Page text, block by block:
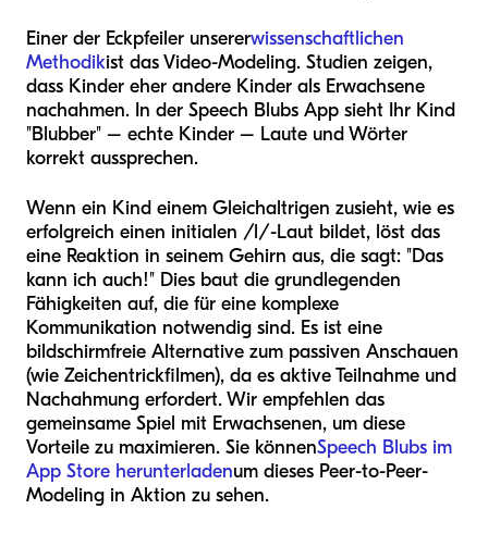
Einer der Eckpfeiler unsererwissenschaftlichen
Methodikist das Video-Modeling. Studien zeigen,
dass Kinder eher andere Kinder als Erwachsene
nachahmen. In der Speech Blubs App sieht Ihr Kind
"Blubber" – echte Kinder – Laute und Wörter
korrekt aussprechen.
Wenn ein Kind einem Gleichaltrigen zusieht, wie es
erfolgreich einen initialen /l/-Laut bildet, löst das
eine Reaktion in seinem Gehirn aus, die sagt: "Das
kann ich auch!" Dies baut die grundlegenden
Fähigkeiten auf, die für eine komplexe
Kommunikation notwendig sind. Es ist eine
bildschirmfreie Alternative zum passiven Anschauen
(wie Zeichentrickfilmen), da es aktive Teilnahme und
Nachahmung erfordert. Wir empfehlen das
gemeinsame Spiel mit Erwachsenen, um diese
Vorteile zu maximieren. Sie könnenSpeech Blubs im
App Store herunterladenum dieses Peer-to-Peer-
Modeling in Aktion zu sehen.